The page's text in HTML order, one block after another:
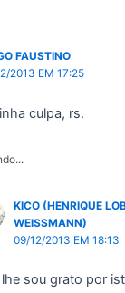
FAUSTINO
2013 EM 17:25
culpa, rs.
KICO (HENRIQUE
WEISSMANN)
09/12/2013 EM 18:13
lhe sou grato por